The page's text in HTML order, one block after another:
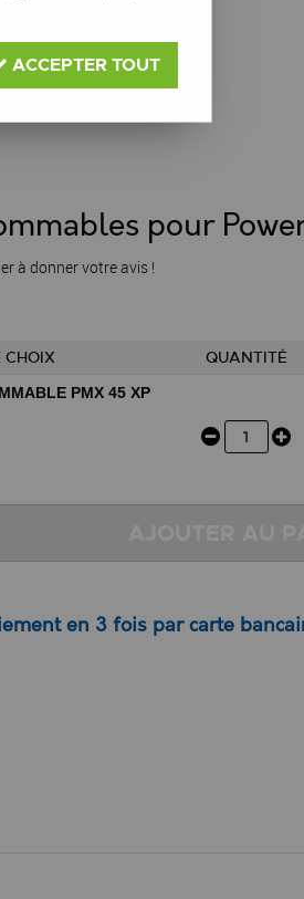
pour
à donner votre avis !
CHOIX QUANTITÉ
PMX 45 XP
en 3 fois par carte
ACCEPTER TOUT